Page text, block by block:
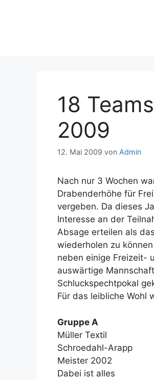
18
2009
12. Mai 2009 von Admin
Nach nur 3 Wochen
Drabenderhöhe für
vergeben. Da dieses
Interesse an der
Absage erteilen als
wiederholen zu
neben einige Freizeit-
auswärtige
Schluckspechtpokal
Für das leibliche Wohl
Gruppe A
Müller Textil
Schroedahl-Arapp
Meister 2002
Dabei ist alles